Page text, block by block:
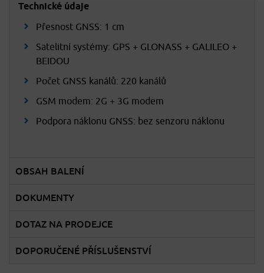
Technické údaje
Přesnost GNSS: 1 cm
Satelitní systémy: GPS + GLONASS + GALILEO +
BEIDOU
Počet GNSS kanálů: 220 kanálů
GSM modem: 2G + 3G modem
Podpora náklonu GNSS: bez senzoru náklonu
OBSAH BALENÍ
DOKUMENTY
DOTAZ NA PRODEJCE
DOPORUČENÉ PŘÍSLUŠENSTVÍ